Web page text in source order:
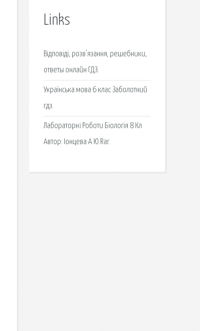
Links
Відповіді, розв'язання, решебники,
ответы онлайн ГДЗ.
Українська мова 6 клас Заболотний
гдз.
Лабораторні Роботи Біологія 8 Кл
Автор: Іонцева А Ю.Rar.